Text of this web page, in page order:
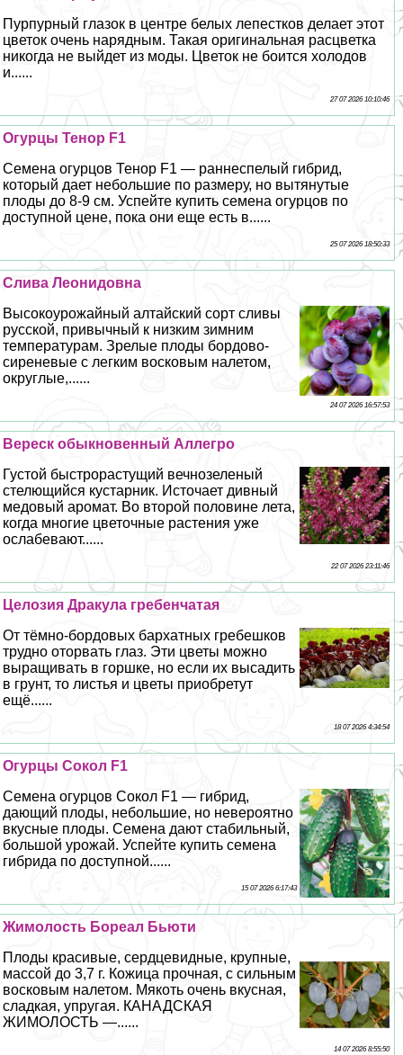
Пурпурный глазок в центре белых лепестков делает этот
цветок очень нарядным. Такая оригинальная расцветка
никогда не выйдет из моды. Цветок не боится холодов
и......
27 07 2026 10:10:46
Огурцы Тенор F1
Семена огурцов Тенор F1 — раннеспелый гибрид,
который дает небольшие по размеру, но вытянутые
плоды до 8-9 см. Успейте купить семена огурцов по
доступной цене, пока они еще есть в......
25 07 2026 18:50:33
Слива Леонидовна
Высокоурожайный алтайский сорт сливы
русской, привычный к низким зимним
температурам. Зрелые плоды бордово-
сиреневые с легким восковым налетом,
округлые,......
24 07 2026 16:57:53
Вереск обыкновенный Аллегро
Густой быстрорастущий вечнозеленый
стелющийся кустарник. Источает дивный
медовый аромат. Во второй половине лета,
когда многие цветочные растения уже
ослабевают......
22 07 2026 23:11:46
Целозия Дpaкула гребенчатая
От тёмно-бордовых бархатных гребешков
трудно оторвать глаз. Эти цветы можно
выращивать в горшке, но если их высадить
в грунт, то листья и цветы приобретут
ещё......
18 07 2026 4:34:54
Огурцы Сокол F1
Семена огурцов Сокол F1 — гибрид,
дающий плоды, небольшие, но невероятно
вкусные плоды. Семена дают стабильный,
большой урожай. Успейте купить семена
гибрида по доступной......
15 07 2026 6:17:43
Жимолость Бореал Бьюти
Плоды красивые, сердцевидные, крупные,
массой до 3,7 г. Кожица прочная, с сильным
восковым налетом. Мякоть очень вкусная,
сладкая, упругая. КАНАДСКАЯ
ЖИМОЛОСТЬ —......
14 07 2026 8:55:50